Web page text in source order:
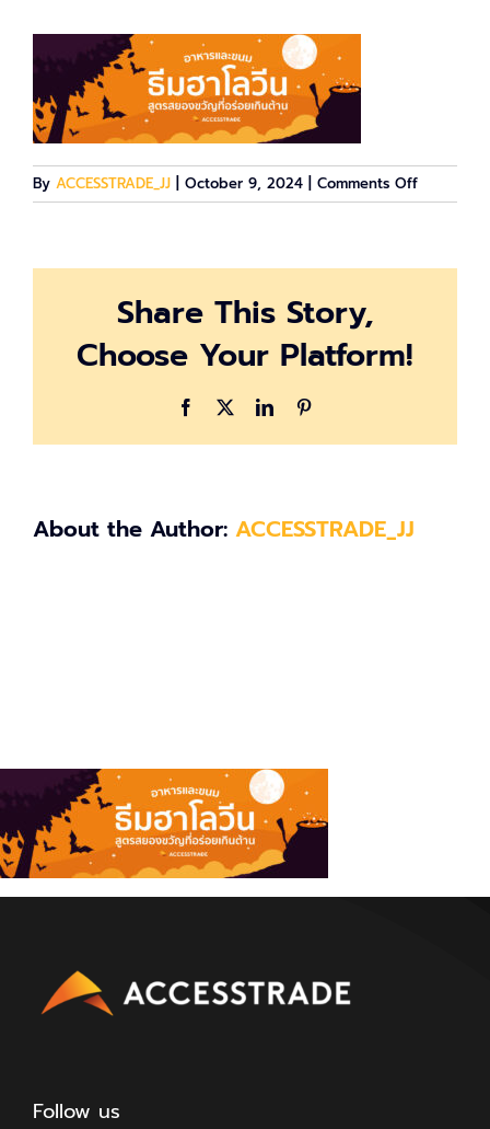
By ACCESSTRADE_JJ October 9, 2024 Comments Offon
halloween
Share This Story,
Choose Your Platform!
Facebook LinkedIn
About the Author: ACCESSTRADE_JJ
Follow us